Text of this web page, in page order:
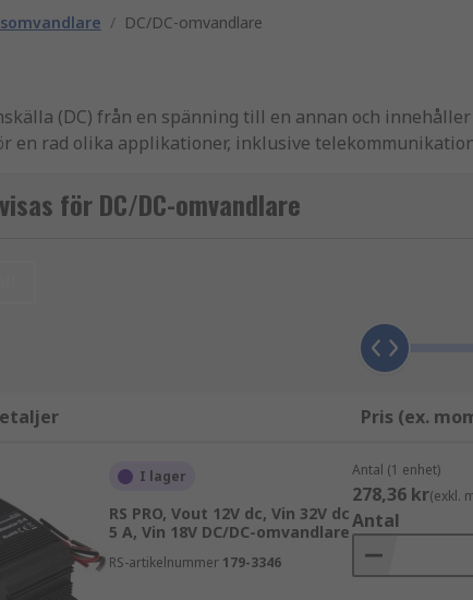
/ DC/DC-omvandlare
(DC) från en spänning till en annan och
en rad olika applikationer, inklusive
från ledande varumärken inom branschen,
och enheter som innehåller olika kretsar eller
För att konvertera AC till DC skulle en
AC-DC-
och utgångsspänningar med både enkla och
applikationer.
för DC/DC-omvandlare
Pris (ex.
I lager
RS PRO, Vout 12V dc, Vin 32V dc
5 A, Vin 18V DC/DC-omvandlare
RS-artikelnummer 179-3346
Antal (1 enhet)
278,36 kr(exkl.
Antal